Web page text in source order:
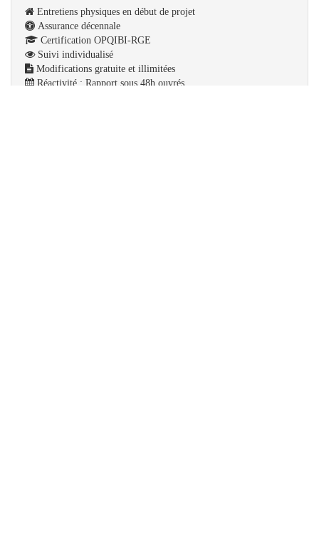
Entretiens physiques en début de projet
Assurance décennale
Certification OPQIBI-RGE
Suivi individualisé
Modifications gratuite et illimitées
Réactivité : Rapport sous 48h ouvrés